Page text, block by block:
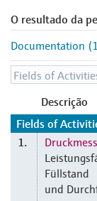
O resultado da
Documentation
Descrição
Fields of
1.
Füllstand
und